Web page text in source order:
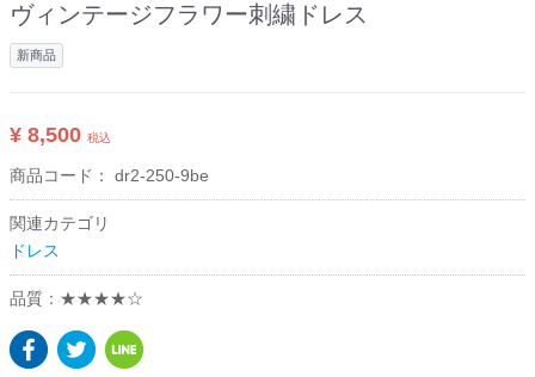
ヴィンテージフラワー刺繍ドレス
新商品
¥ 8,500 税込
商品コード： dr2-250-9be
関連カテゴリ
ドレス
品質：★★★★☆